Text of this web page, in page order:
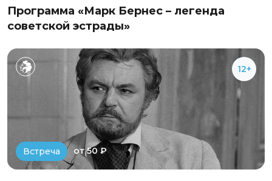
Программа «Марк Бернес – легенда
советской эстрады»
12+
Встреча от 50 ₽